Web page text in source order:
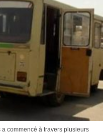
commencé à travers plusieurs